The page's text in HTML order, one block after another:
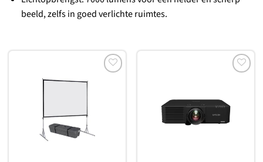
beeld, zelfs in goed verlichte ruimtes.
verlanglijst
Toevoegen
aan
verlanglijst